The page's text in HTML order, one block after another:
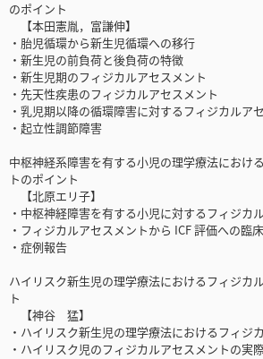
のポイント
【本田憲胤，富謙伸】
・胎児循環から新生児循環への移行
・新生児の前負荷と後負荷の特徴
・新生児期のフィジカルアセスメント
・先天性疾患のフィジカルアセスメント
・乳児期以降の循環障害に対するフィジカルア
・起立性調節障害
中枢神経系障害を有する小児の理学療法におけ
トのポイント
【北原エリ子】
・中枢神経障害を有する小児に対するフィジカ
・フィジカルアセスメントから ICF 評価への臨
・症例報告
ハイリスク新生児の理学療法におけるフィジカ
ト
【神谷 猛】
・ハイリスク新生児の理学療法におけるフィジ
・ハイリスク児のフィジカルアセスメントの実